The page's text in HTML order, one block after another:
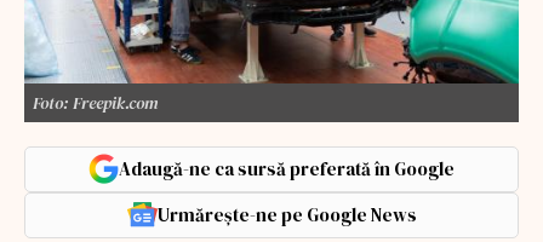
Foto: Freepik.com
Adaugă-ne ca sursă preferată în Google
Urmărește-ne pe Google News